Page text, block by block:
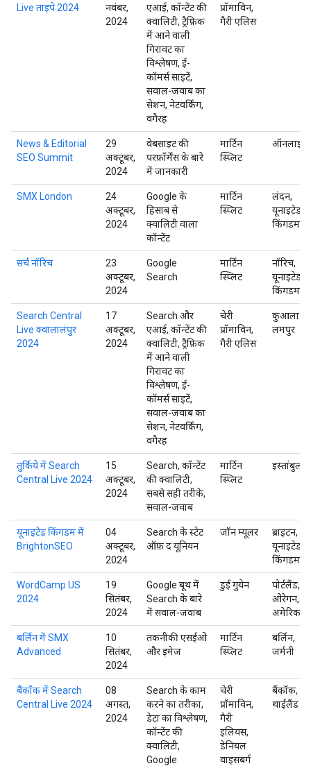
Live ताइपे 2024
नवंबर,
2024
एआई, कॉन्टेंट की
क्वालिटी, ट्रैफ़िक
में आने वाली
गिरावट का
विश्लेषण, ई-
कॉमर्स साइटें,
सवाल-जवाब का
सेशन, नेटवर्किंग,
वगैरह
प्रॉमाविन,
गैरी एलिस
News & Editorial
SEO Summit
29
अक्टूबर,
2024
वेबसाइट की
परफ़ॉर्मेंस के बारे
में जानकारी
मार्टिन
स्प्लिट
ऑनलाइन
SMX London
24
अक्टूबर,
2024
Google के
हिसाब से
क्वालिटी वाला
कॉन्टेंट
मार्टिन
स्प्लिट
लंदन,
यूनाइटेड
किंगडम
सर्च नॉरिच
23
अक्टूबर,
2024
Google
Search
मार्टिन
स्प्लिट
नॉरिच,
यूनाइटेड
किंगडम
Search Central
Live क्वालालंपुर
2024
17
अक्टूबर,
2024
Search और
एआई, कॉन्टेंट की
क्वालिटी, ट्रैफ़िक
में आने वाली
गिरावट का
विश्लेषण, ई-
कॉमर्स साइटें,
सवाल-जवाब का
सेशन, नेटवर्किंग,
वगैरह
चेरी
प्रॉमाविन,
गैरी एलिस
कुआला
लमपुर
तुर्किये में Search
Central Live 2024
15
अक्टूबर,
2024
Search, कॉन्टेंट
की क्वालिटी,
सबसे सही तरीके,
सवाल-जवाब
मार्टिन
स्प्लिट
इस्तांबुल
यूनाइटेड किंगडम में
BrightonSEO
04
अक्टूबर,
2024
Search के स्टेट
ऑफ़ द यूनियन
जॉन म्यूलर
ब्राइटन,
यूनाइटेड
किंगडम
WordCamp US
2024
19
सितंबर,
2024
Google बूथ में
Search के बारे
में सवाल-जवाब
डुई गुयेन
पोर्टलैंड,
ओरेगन,
अमेरिका
बर्लिन में SMX
Advanced
10
सितंबर,
2024
तकनीकी एसईओ
और इमेज
मार्टिन
स्प्लिट
बर्लिन,
जर्मनी
बैंकॉक में Search
Central Live 2024
08
अगस्त,
2024
Search के काम
करने का तरीका,
डेटा का विश्लेषण,
कॉन्टेंट की
क्वालिटी,
Google
चेरी
प्रॉमाविन,
गैरी
इलियस,
डेनियल
वाइसबर्ग
बैंकॉक,
थाईलैंड